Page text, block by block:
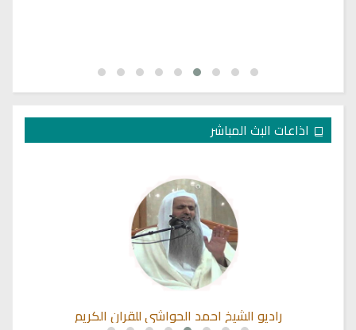
اذاعات البث المباشر
راديو الشيخ خالد القحطاني للقران الكريم